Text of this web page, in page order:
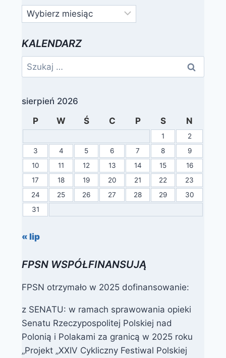
Archiwa
KALENDARZ
Szukaj:
sierpień 2026
P
W Ś C P S N
1
2
3
4 5 6 7 8
9
10
11 12 13 14 15
16
17
18 19 20 21 22
23
24
25 26 27 28 29
30
31
« lip
FPSN WSPÓŁFINANSUJĄ
FPSN otrzymało w 2025 dofinansowanie:
z SENATU: w ramach sprawowania opieki
Senatu Rzeczypospolitej Polskiej nad
Polonią i Polakami za granicą w 2025 roku
„Projekt „XXIV Cykliczny Festiwal Polskiej